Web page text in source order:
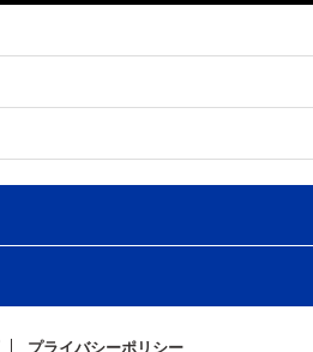
プライバシーポリシー